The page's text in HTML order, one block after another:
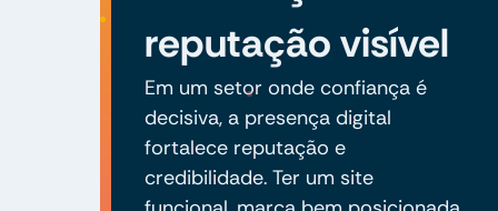
reputação visível
Em um setor onde confiança é
decisiva, a presença digital
fortalece reputação e
credibilidade. Ter um site